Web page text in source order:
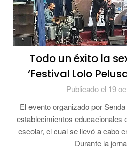
Todo un éxito la
‘Festival Lolo
Publicado el 19
El evento organizado por
establecimientos educacionales
escolar, el cual se llevó a cabo
Durante la